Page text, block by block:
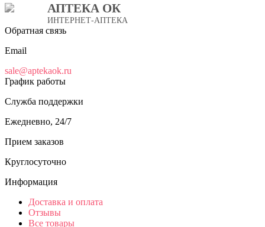
АПТЕКА ОК
ИНТЕРНЕТ-АПТЕКА
Обратная связь
Email
sale@aptekaok.ru
График работы
Служба поддержки
Ежедневно, 24/7
Прием заказов
Круглосуточно
Информация
Доставка и оплата
Отзывы
Все товары